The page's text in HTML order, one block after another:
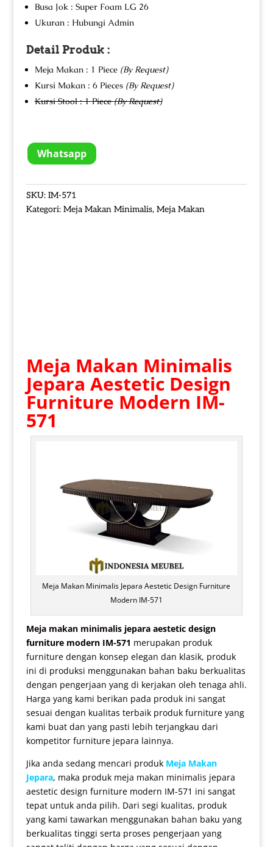
Busa Jok : Super Foam LG 26
Ukuran : Hubungi Admin
Detail Produk :
Meja Makan : 1 Piece (By Request)
Kursi Makan : 6 Pieces (By Request)
Kursi Stool : 1 Piece(By Request)
Whatsapp
SKU: IM-571
Kategori: Meja Makan Minimalis, Meja Makan
Meja Makan Minimalis
Jepara Aestetic Design
Furniture Modern IM-
571
Meja Makan Minimalis Jepara Aestetic Design Furniture
Modern IM-571
Meja makan minimalisjepara aestetic design
furniture modern IM-571 merupakan produk
furniture dengan konsep elegan dan klasik, produk
ini di produksi menggunakan bahan baku berkualitas
dengan pengerjaan yang di kerjakan oleh tenaga ahli.
Harga yang kami berikan pada produk ini sangat
sesuai dengan kualitas terbaik produk furniture yang
kami buat dan yang pasti lebih terjangkau dari
kompetitor furniture jepara lainnya.
Jika anda sedang mencari produk Meja Makan
Jepara, maka produk meja makan minimalis jepara
aestetic design furniture modern IM-571 ini sangat
tepat untuk anda pilih. Dari segi kualitas, produk
yang kami tawarkan menggunakan bahan baku yang
berkualitas tinggi serta proses pengerjaan yang